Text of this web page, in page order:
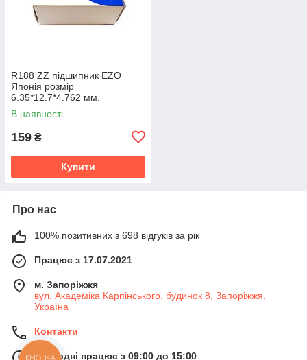
R188 ZZ підшипник EZO
Японія розмір
6.35*12.7*4.762 мм.
В наявності
159 ₴
Купити
Про нас
100% позитивних з 698 відгуків за рік
Працює з 17.07.2021
м. Запоріжжя
вул. Академіка Карпінського, будинок 8, Запоріжжя,
Україна
Контакти
Сьогодні працює з 09:00 до 15:00
КНОПКА